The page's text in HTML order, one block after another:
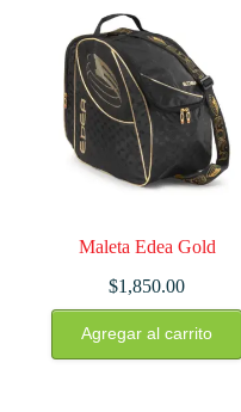
se
pueden
elegir
en
la
página
de
producto
Maleta Edea Gold
$1,850.00
Agregar al carrito